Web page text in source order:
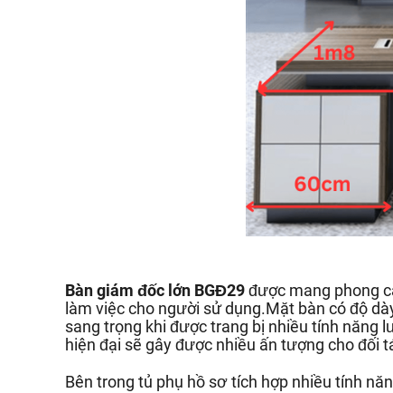
Bàn giám đốc lớn BGĐ29được mang phong
làm việc cho người sử dụng.Mặt bàn có độ
sang trọng khi được trang bị nhiều tính năng
hiện đại sẽ gây được nhiều ấn tượng cho đối
Bên trong tủ phụ hồ sơ tích hợp nhiều tính